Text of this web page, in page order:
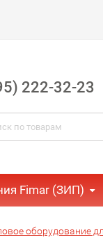
222-32-23
Fimar (ЗИП)
оборудование